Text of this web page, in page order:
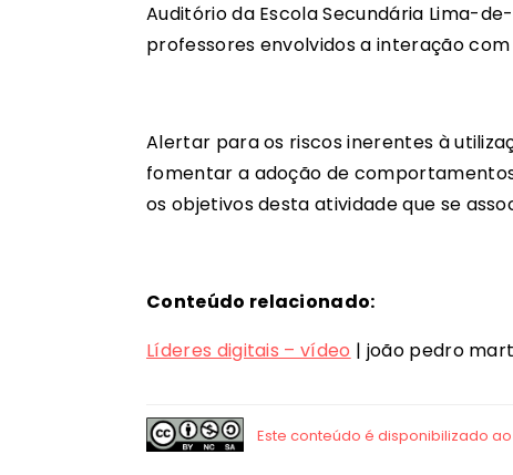
Auditório da Escola Secundária Lima-
professores envolvidos a interação
Alertar para os riscos inerentes à
fomentar a adoção de
os objetivos desta atividade que se
Conteúdo relacionado:
Líderes digitais – vídeo | joão pedro